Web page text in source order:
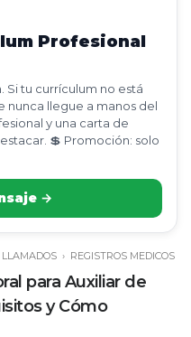
Profesional
Si tu currículum no está
nunca llegue a manos del
y una carta de
💲 Promoción: solo
→
LLAMADOS › REGISTROS MEDICOS
para Auxiliar de
y Cómo